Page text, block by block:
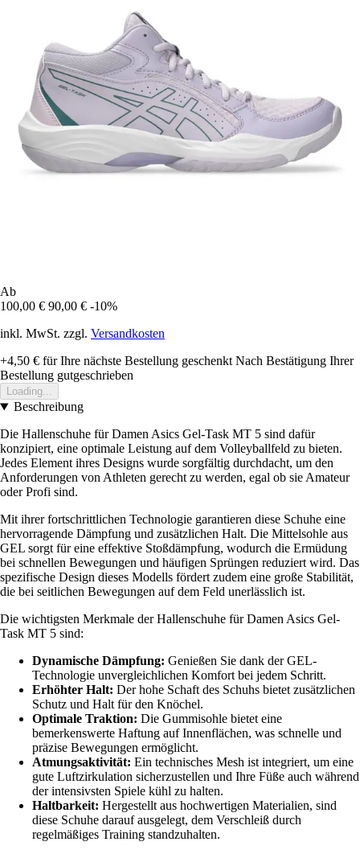
Ab
100,00 € 90,00 € -10%
inkl. MwSt. zzgl. Versandkosten
+4,50 € für Ihre nächste Bestellung geschenkt Nach Bestätigung Ihrer
Bestellung gutgeschrieben
Loading...
Beschreibung
Die Hallenschuhe für Damen Asics Gel-Task MT 5 sind dafür
konzipiert, eine optimale Leistung auf dem Volleyballfeld zu bieten.
Jedes Element ihres Designs wurde sorgfältig durchdacht, um den
Anforderungen von Athleten gerecht zu werden, egal ob sie Amateur
oder Profi sind.
Mit ihrer fortschrittlichen Technologie garantieren diese Schuhe eine
hervorragende Dämpfung und zusätzlichen Halt. Die Mittelsohle aus
GEL sorgt für eine effektive Stoßdämpfung, wodurch die Ermüdung
bei schnellen Bewegungen und häufigen Sprüngen reduziert wird. Das
spezifische Design dieses Modells fördert zudem eine große Stabilität,
die bei seitlichen Bewegungen auf dem Feld unerlässlich ist.
Die wichtigsten Merkmale der Hallenschuhe für Damen Asics Gel-
Task MT 5 sind:
Dynamische Dämpfung: Genießen Sie dank der GEL-
Technologie unvergleichlichen Komfort bei jedem Schritt.
Erhöhter Halt: Der hohe Schaft des Schuhs bietet zusätzlichen
Schutz und Halt für den Knöchel.
Optimale Traktion: Die Gummisohle bietet eine
bemerkenswerte Haftung auf Innenflächen, was schnelle und
präzise Bewegungen ermöglicht.
Atmungsaktivität: Ein technisches Mesh ist integriert, um eine
gute Luftzirkulation sicherzustellen und Ihre Füße auch während
der intensivsten Spiele kühl zu halten.
Haltbarkeit: Hergestellt aus hochwertigen Materialien, sind
diese Schuhe darauf ausgelegt, dem Verschleiß durch
regelmäßiges Training standzuhalten.